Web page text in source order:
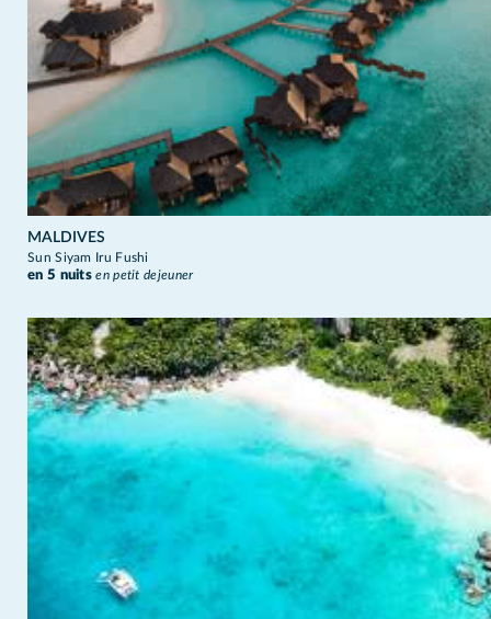
MALDIVES
Sun Siyam Iru Fushi
en 5 nuitsen petit dejeuner